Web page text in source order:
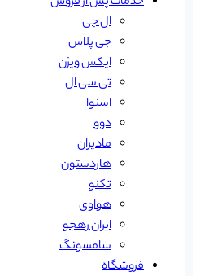
ال جی
جی پلاس
ایکس ویژن
تی سی ال
اسنوا
دوو
مادیران
هاردستون
تکنو
هواوی
ایران رهجو
سامسونگ
فروشگاه